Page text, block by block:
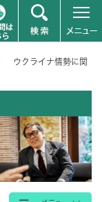
ウクライナ情勢に関